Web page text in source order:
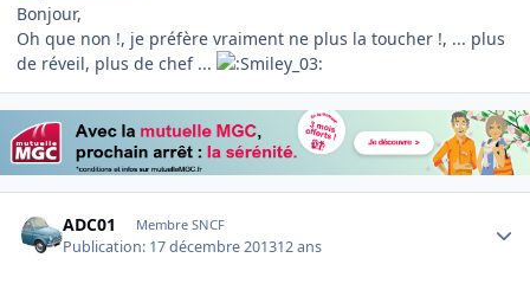
Bonjour,
Oh que non !, je préfère vraiment ne plus la toucher !, ... plus
de réveil, plus de chef ...
ADC01 Membre SNCF
Publication: 17 décembre 201312 ans